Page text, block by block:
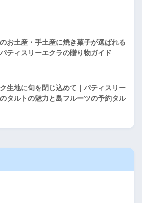
お土産・手土産に焼き菓子が選ばれる
ティスリーエクラの贈り物ガイド
生地に旬を閉じ込めて｜パティスリー
タルトの魅力と島フルーツの予約タル